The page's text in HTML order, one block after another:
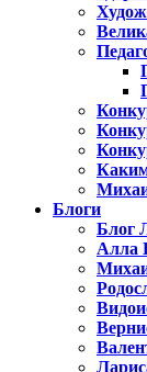
Блоги
Блог
Алла